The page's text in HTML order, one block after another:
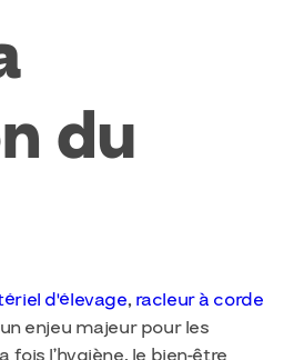
du
d'élevage, racleur à corde
enjeu majeur pour les